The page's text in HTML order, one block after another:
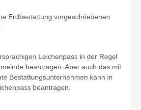
Erdbestattung vorgeschriebenen
Leichenpass in der Regel
beantragen. Aber auch das mit
Bestattungsunternehmen kann in
beantragen.